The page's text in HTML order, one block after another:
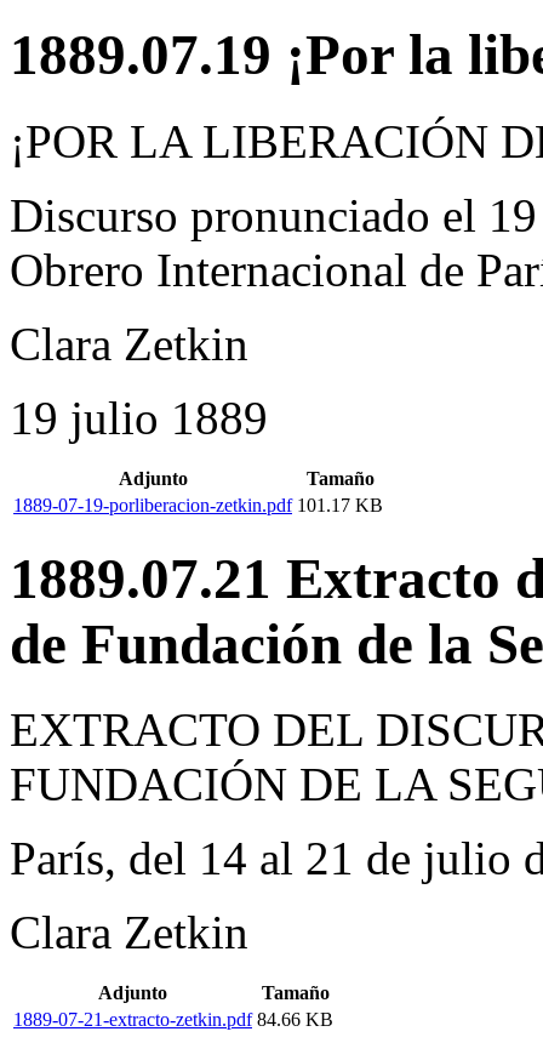
1889.07.19 ¡Por la
¡POR LA LIBERACIÓN
Discurso pronunciado el
Obrero Internacional de
Clara Zetkin
19 julio 1889
Adjunto
Tamaño
1889-07-19-porliberacion-zetkin.pdf 101.17 KB
1889.07.21 Extracto
de Fundación de la
EXTRACTO DEL
FUNDACIÓN DE LA
París, del 14 al 21 de julio
Clara Zetkin
Adjunto
Tamaño
1889-07-21-extracto-zetkin.pdf 84.66 KB